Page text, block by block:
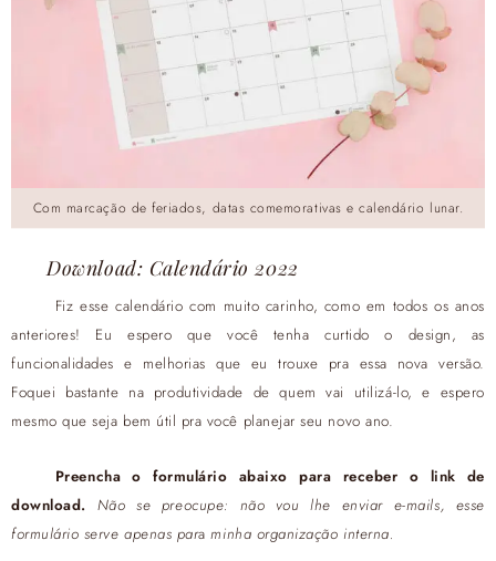
Com marcação de feriados, datas comemorativas e calendário lunar.
Download: Calendário 2022
Fiz esse calendário com muito carinho, como em todos os anos
anteriores! Eu espero que você tenha curtido o design, as
funcionalidades e melhorias que eu trouxe pra essa nova versão.
Foquei bastante na produtividade de quem vai utilizá-lo, e espero
mesmo que seja bem útil pra você planejar seu novo ano.
Preencha o formulário abaixo para receber o link de
download. Não se preocupe: não vou lhe enviar e-mails, esse
formulário serve apenas para minha organização interna.